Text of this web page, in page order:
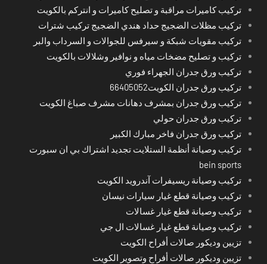
تركيب كاميرات مراقبة و تصليح كاميرات و انتركم بالكويت
تركيب مظلات الضجيج حداد هندي الضجيج تركيب شترات
تركيب مقويات شبكة و سيرفس للجوالات و السرداب والبر
تركيب و تصليح مضخات مياه و نوافير وشلالات بالكويت
تركيب ورق جدران الجهراء فوري
تركيب ورق جدران الكويت66405052
تركيب ورق جدران بمشرف دهانات مشرف صباغ الكويت
تركيب ورق جدران حولي
تركيب ورق جدران فاخر مبارك الكبير
تركيب وصيانة أنظمة الستلايت تجديد اشتراك بي ان سبورت
bein sports
تركيب وصيانة ريسيفرات آندرويد الكويت
تركيب وصيانة قطع غيار سيارات نيسان
تركيب وصيانة قطع غيار غسالات
تركيب وصيانة قطع غيار غسالات ال جي
تزيين وديكور صالات أفراح الكويت
تزيين وديكور صالات أفراح وتصوير الكويت